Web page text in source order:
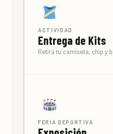
ACTIVIDAD
Entrega de Kits
Retirá tu camiseta, chip y
FERIA DEPORTIVA